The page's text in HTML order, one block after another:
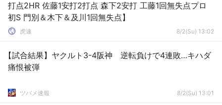
打点2HR 佐藤1安打2打点 森下2安打 工藤1回無失点プロ
初S 門別＆木下＆及川1回無失点】
虎速 8/2(Su) 13:02
【試合結果】ヤクルト3-4阪神 逆転負けで4連敗…キハダ
痛恨被弾
ツバメ速報 8/2(Su) 13:01